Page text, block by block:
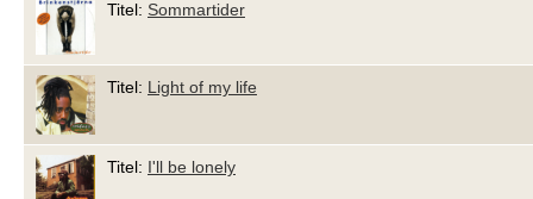
Titel: Sommartider
Titel: Light of my life
Titel: I'll be lonely